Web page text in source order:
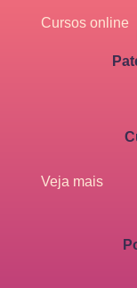
Cursos online
Veja mais